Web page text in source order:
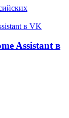
Assistant в